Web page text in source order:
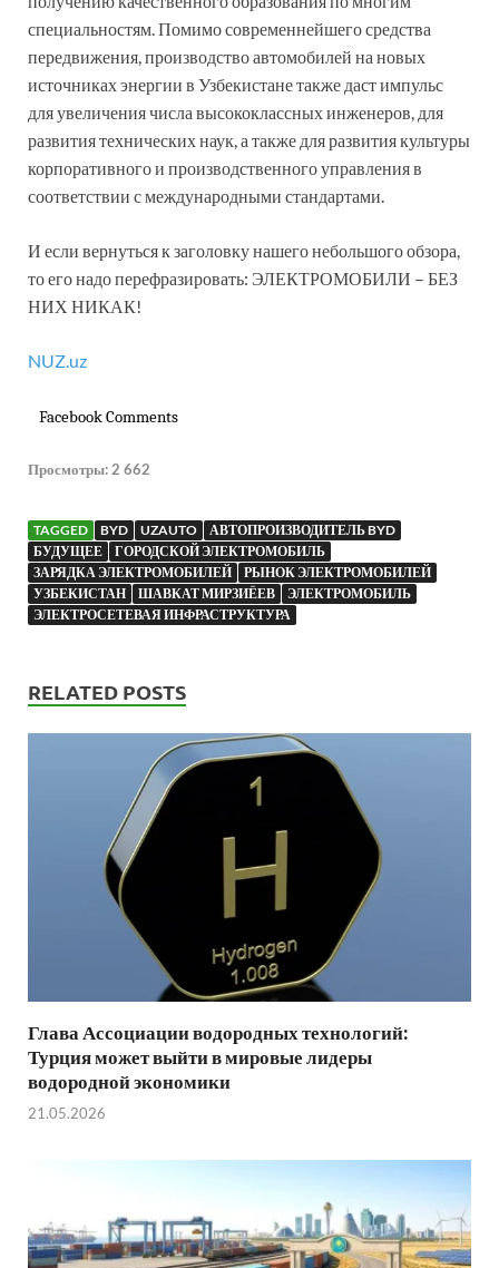
специальностям. Помимо современнейшего средства
передвижения, производство автомобилей на новых
источниках энергии в Узбекистане также даст импульс
для увеличения числа высококлассных инженеров, для
развития технических наук, а также для развития культуры
корпоративного и производственного управления в
соответствии с международными стандартами.
И если вернуться к заголовку нашего небольшого обзора,
то его надо перефразировать: ЭЛЕКТРОМОБИЛИ – БЕЗ
НИХ НИКАК!
NUZ.uz
Facebook Comments
Просмотры: 2 662
TAGGED BYD UZAUTO
АВТОПРОИЗВОДИТЕЛЬ BYD
БУДУЩЕЕ
ГОРОДСКОЙ ЭЛЕКТРОМОБИЛЬ
ЗАРЯДКА ЭЛЕКТРОМОБИЛЕЙ
РЫНОК ЭЛЕКТРОМОБИЛЕЙ
УЗБЕКИСТАН
ШАВКАТ МИРЗИЁЕВ
ЭЛЕКТРОМОБИЛЬ
ЭЛЕКТРОСЕТЕВАЯ ИНФРАСТРУКТУРА
RELATED POSTS
Глава Ассоциации водородных технологий:
Турция может выйти в мировые лидеры
водородной экономики
21.05.2026